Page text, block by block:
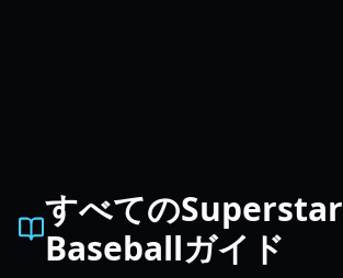
すべてのSuperstar
Baseballガイド